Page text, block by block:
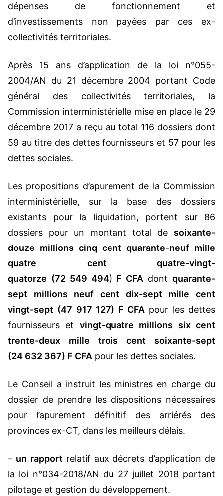
dépenses de fonctionnement et
d’investissements non payées par ces ex-
collectivités territoriales.
Après 15 ans d’application de la loi n°055-
2004/AN du 21 décembre 2004 portant Code
général des collectivités territoriales, la
Commission interministérielle mise en place le 29
décembre 2017 a reçu au total 116 dossiers dont
59 au titre des dettes fournisseurs et 57 pour les
dettes sociales.
Les propositions d’apurement de la Commission
interministérielle, sur la base des dossiers
existants pour la liquidation, portent sur 86
dossiers pour un montant total de soixante-
douze millions cinq cent quarante-neuf mille
quatre cent quatre-vingt-
quatorze (72 549 494) F CFA dont quarante-
sept millions neuf cent dix-sept mille cent
vingt-sept (47 917 127) F CFA pour les dettes
fournisseurs et vingt-quatre millions six cent
trente-deux mille trois cent soixante-sept
(24 632 367) F CFA pour les dettes sociales.
Le Conseil a instruit les ministres en charge du
dossier de prendre les dispositions nécessaires
pour l’apurement définitif des arriérés des
provinces ex-CT, dans les meilleurs délais.
– un rapport relatif aux décrets d’application de
la loi n°034-2018/AN du 27 juillet 2018 portant
pilotage et gestion du développement.